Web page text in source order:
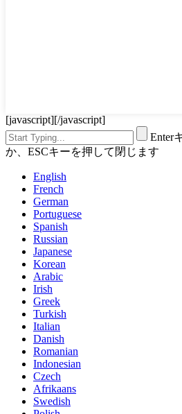
[javascript][/javascript]
Enter
か、ESCキーを押して閉じます
English
French
German
Portuguese
Spanish
Russian
Japanese
Korean
Arabic
Irish
Greek
Turkish
Italian
Danish
Romanian
Indonesian
Czech
Afrikaans
Swedish